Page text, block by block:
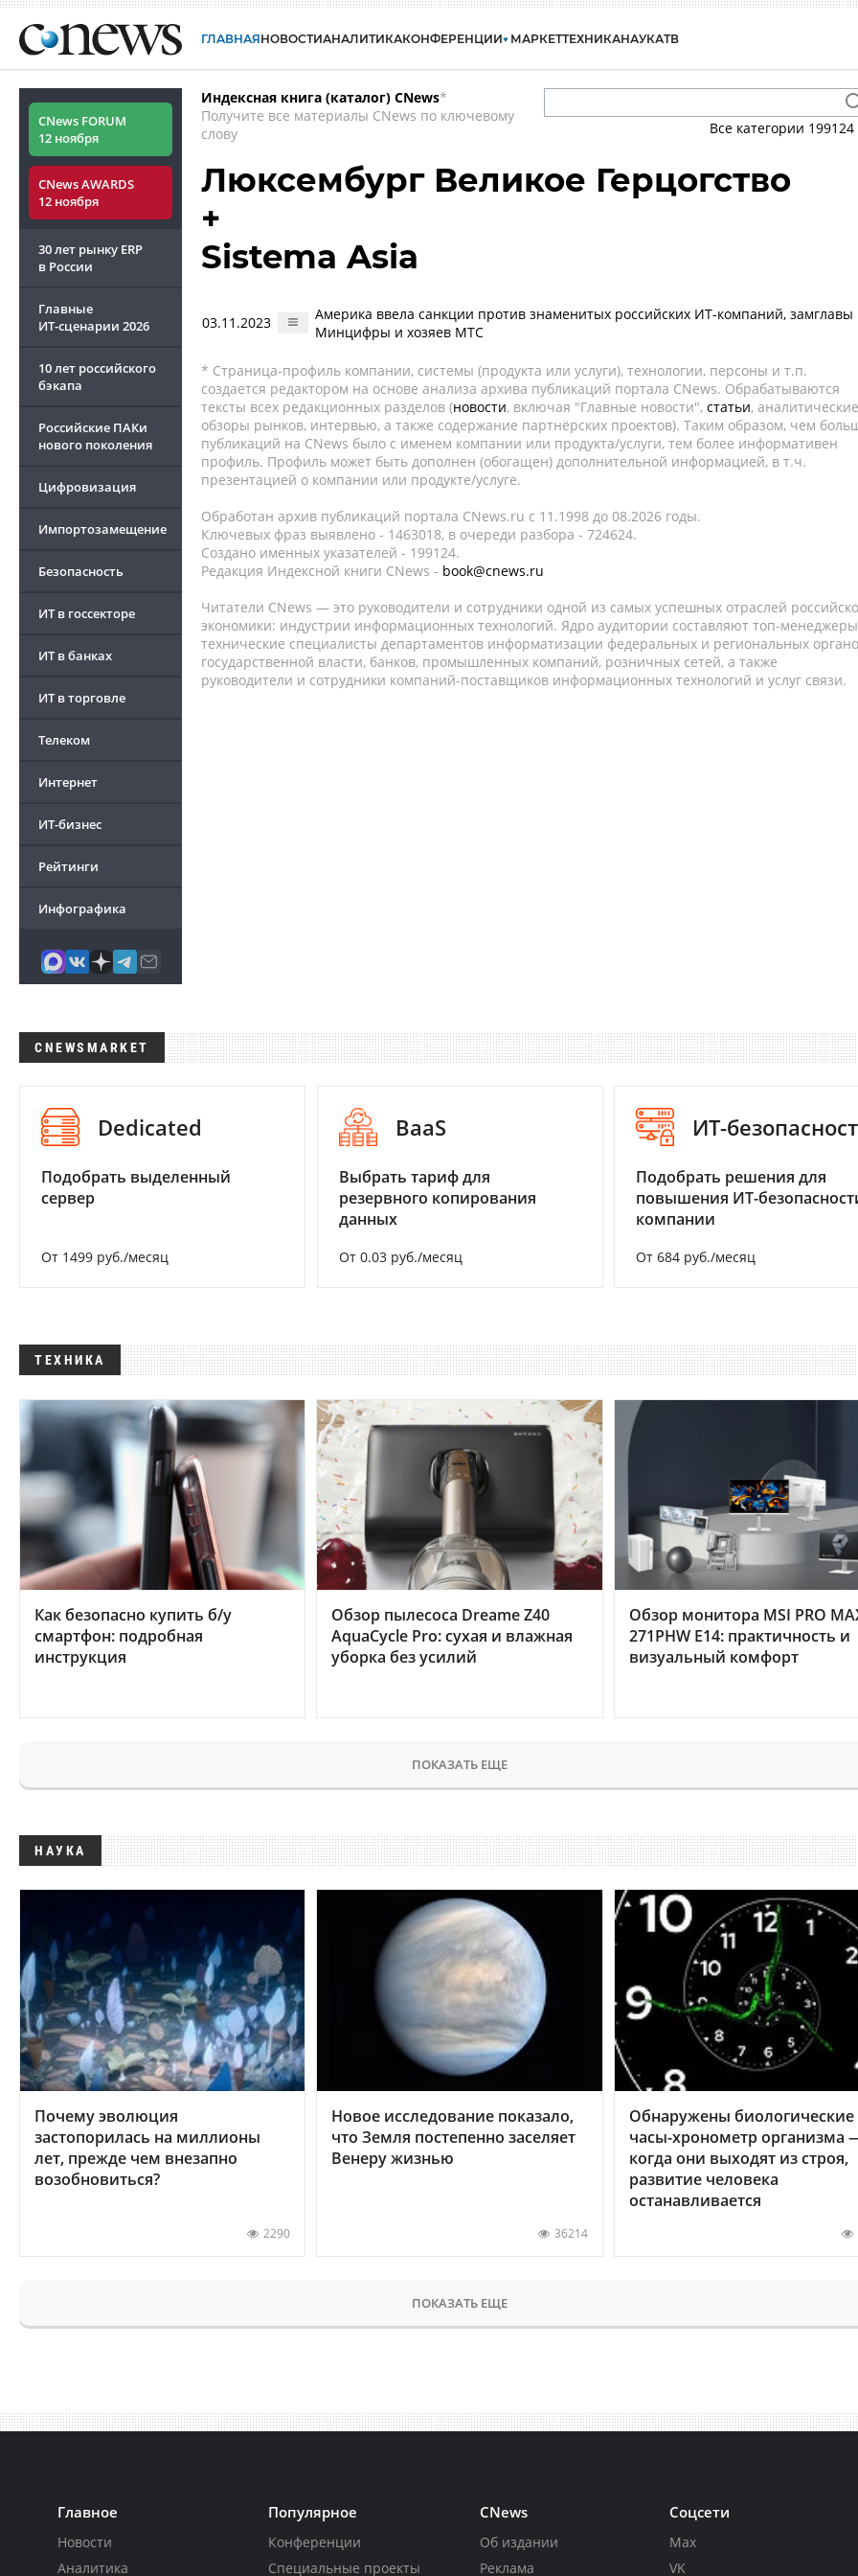
ГЛАВНАЯНОВОСТИАНАЛИТИКАКОНФЕРЕНЦИИ МАРКЕТТЕХНИКАНАУКАТВ
CNews FORUM
12 ноября
CNews AWARDS
12 ноября
30 лет рынку ERP
в России
Главные
ИТ-сценарии 2026
10 лет российского
бэкапа
Российские ПАКи
нового поколения
Цифровизация
Импортозамещение
Безопасность
ИТ в госсекторе
ИТ в банках
ИТ в торговле
Телеком
Интернет
ИТ-бизнес
Рейтинги
Инфографика
Индексная книга (каталог) CNews*
Получите все материалы CNews по ключевому
слову
Все категории 199124
Люксембург Великое Герцогство
+
Sistema Asia
03.11.2023
Америка ввела санкции против знаменитых российских ИТ-компаний, замглавы
Минцифры и хозяев МТС
* Страница-профиль компании, системы (продукта или услуги), технологии, персоны и т.п.
создается редактором на основе анализа архива публикаций портала CNews. Обрабатываются
тексты всех редакционных разделов (новости, включая "Главные новости", статьи, аналитические
обзоры рынков, интервью, а также содержание партнёрских проектов). Таким образом, чем
публикаций на CNews было с именем компании или продукта/услуги, тем более информативен
профиль. Профиль может быть дополнен (обогащен) дополнительной информацией, в т.ч.
презентацией о компании или продукте/услуге.
Обработан архив публикаций портала CNews.ru c 11.1998 до 08.2026 годы.
Ключевых фраз выявлено - 1463018, в очереди разбора - 724624.
Создано именных указателей - 199124.
Редакция Индексной книги CNews - book@cnews.ru
Читатели CNews — это руководители и сотрудники одной из самых успешных отраслей
экономики: индустрии информационных технологий. Ядро аудитории составляют топ-
технические специалисты департаментов информатизации федеральных и региональных
государственной власти, банков, промышленных компаний, розничных сетей, а также
руководители и сотрудники компаний-поставщиков информационных технологий и услуг связи.
CNEWSMARKET
Dedicated
Подобрать выделенный
сервер
От 1499 руб./месяц
BaaS
Выбрать тариф для
резервного копирования
данных
От 0.03 руб./месяц
ИТ-
Подобрать решения для
повышения ИТ-
компании
От 684 руб./месяц
ТЕХНИКА
Как безопасно купить б/у
смартфон: подробная
инструкция
Обзор пылесоса Dreame Z40
AquaCycle Pro: сухая и влажная
уборка без усилий
Обзор монитора MSI PRO
271PHW E14: практичность и
визуальный комфорт
ПОКАЗАТЬ ЕЩЕ
НАУКА
Почему эволюция
застопорилась на миллионы
лет, прежде чем внезапно
возобновиться?
2290
Новое исследование показало,
что Земля постепенно заселяет
Венеру жизнью
36214
Обнаружены биологические
часы-хронометр организма
когда они выходят из строя,
развитие человека
останавливается
ПОКАЗАТЬ ЕЩЕ
Главное
Новости
Аналитика
Популярное
Конференции
Специальные проекты
CNews
Об издании
Реклама
Соцсети
Max
VK